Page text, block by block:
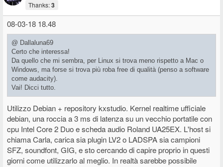
Thanks:3
08-03-18 18.48
@ Dallaluna69
Certo che interessa!
Da quello che mi sembra, per Linux si trova meno rispetto a Mac o
Windows, ma forse si trova più roba free di qualità (penso a software
come audacity).
Vai! Dicci tutto.
Utilizzo Debian + repository kxstudio. Kernel realtime ufficiale
debian, una roccia a 3 ms di latenza su un vecchio portatile con
cpu Intel Core 2 Duo e scheda audio Roland UA25EX. L'host si
chiama Carla, carica sia plugin LV2 o LADSPA sia campioni
SFZ, soundfont, GIG, e sto cercando di capire proprio in questi
giorni come utilizzarlo al meglio. In realtà sarebbe possibile